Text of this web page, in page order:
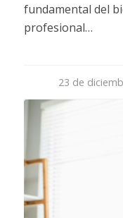
fundamental del
profesional…
23 de